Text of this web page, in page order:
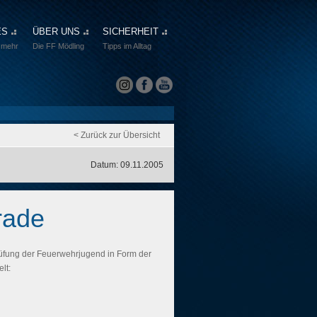
ÜBER UNS
Die FF Mödling
SICHERHEIT
Tipps im Alltag
< Zurück zur Übersicht
Datum: 09.11.2005
der Feuerwehrjugend in Form der